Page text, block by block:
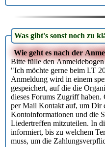
Was gibt's sonst noch zu
Wie geht es nach der
Bitte fülle den
"Ich möchte gerne beim LT
Anmeldung wird in einem
gespeichert, auf die die
dieses Forums Zugriff
per Mail Kontakt auf, um Dir
Kontoinformationen und die
Liedertreffen mitzuteilen. In
informiert, bis zu welchem
muss, um die